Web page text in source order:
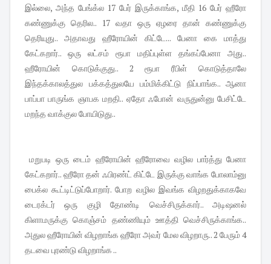
இல்லை, அந்த பேங்க்ல 17 பேர் இருக்காங்க, மீதி 16 பேர் ஹீரோ
கண்ணுக்கு தெரில.. 17 வதா ஒரு ஏழரை தான் கண்ணுக்கு
தெரியுது.. அதாவது ஹீரோயின் கிட்டே... பேனா கை மாத்து
கேட்கறார்.. ஒரு லட்சம் ரூபா மதிப்புள்ள தங்கப்பேனா அது..
ஹீரோயின் கொடுக்குது.. 2 ரூபா ரீபிள் கொடுத்தாலே
இந்தக்காலத்துல பக்கத்துலயே பம்மிக்கிட்டு நிப்பாங்க.. ஆனா
பாப்பா பாருங்க ஞாபக மறதி.. ஏதோ ஃபோன் வருதுன்னு பேசிட்டே
மறந்த வாக்குல போயிடுது..
மறுபடி ஒரு டைம் ஹீரோயின் ஹீரோவை வழில பார்த்து பேனா
கேட்கறார்.. ஹீரோ தன் ஃபிரண்ட் கிட்டே இருக்கு வாங்க போலாம்னு
பைக்ல கூட்டிட்டுப்போறார். போற வழில இவங்க விழறதுக்காகவே
டைரக்டர் ஒரு குழி தோண்டி வெச்சிருக்கார்.. அடிஷனல்
கிளாமருக்கு கொஞ்சம் தண்ணியும் ஊத்தி வெச்சிருக்காங்க..
அதுல ஹீரோயின் விழறாங்க ஹீரோ அவர் மேல விழறாரு.. 2 பேரும் 4
தடவை புரண்டு விழறாங்க ..